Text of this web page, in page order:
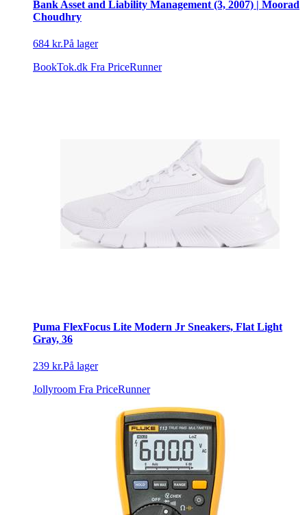
Bank Asset and Liability Management (3, 2007) | Moorad
Choudhry
684 kr.På lager
BookTok.dk Fra PriceRunner
Puma FlexFocus Lite Modern Jr Sneakers, Flat Light
Gray, 36
239 kr.På lager
Jollyroom Fra PriceRunner